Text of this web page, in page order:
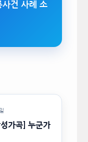
사건 사례 소
가곡] 누군가